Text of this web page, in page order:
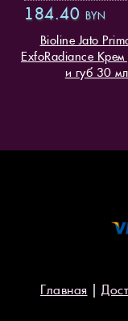
184.40 BYN
Bioline Jato
ExfoRadiance Крем
и губ 30 мл
Главная |